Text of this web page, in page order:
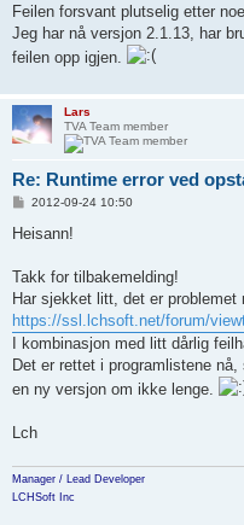
Feilen forsvant plutselig etter
Jeg har nå versjon 2.1.13, har
feilen opp igjen.
Lars
TVA Team member
Re: Runtime error ved
P
s
2012-09-24 10:50
Heisann!
Takk for tilbakemelding!
Har sjekket litt, det er problemet
https://ssl.lchsoft.net/forum/
I kombinasjon med litt dårlig
Det er rettet i programlistene
en ny versjon om ikke lenge.
Lch
Manager / Lead Developer
LCHSoft Inc